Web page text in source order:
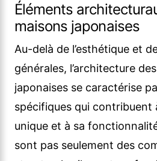
Éléments
maisons japonaises
Au-delà de l’esthétique et
générales, l’architecture
japonaises se caractérise
spécifiques qui contribuent
unique et à sa
sont pas seulement des